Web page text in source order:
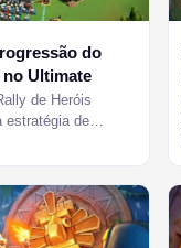
do
Ultimate
de Heróis
estratégia de
maximizando